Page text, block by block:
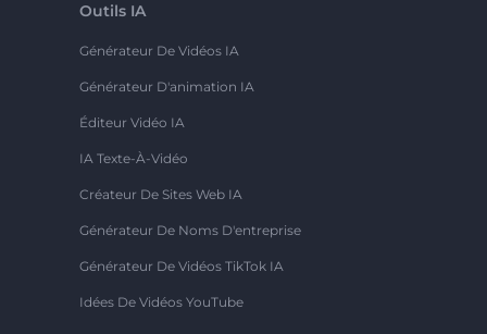
Outils IA
Générateur De Vidéos IA
Générateur D'animation IA
Éditeur Vidéo IA
IA Texte-À-Vidéo
Créateur De Sites Web IA
Générateur De Noms D'entreprise
Générateur De Vidéos TikTok IA
Idées De Vidéos YouTube